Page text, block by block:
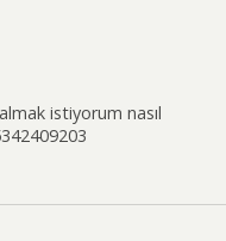
istiyorum nasıl